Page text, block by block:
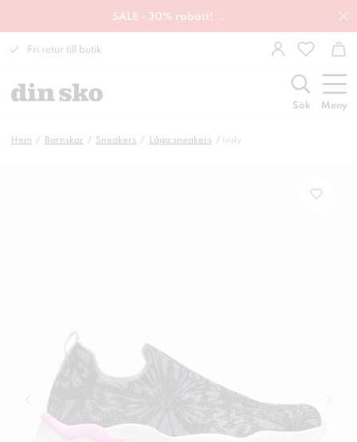
SALE - 30% rabatt! →
Fri retur till butik
Sök Meny
Hem Barnskor Sneakers Låga sneakers Indy